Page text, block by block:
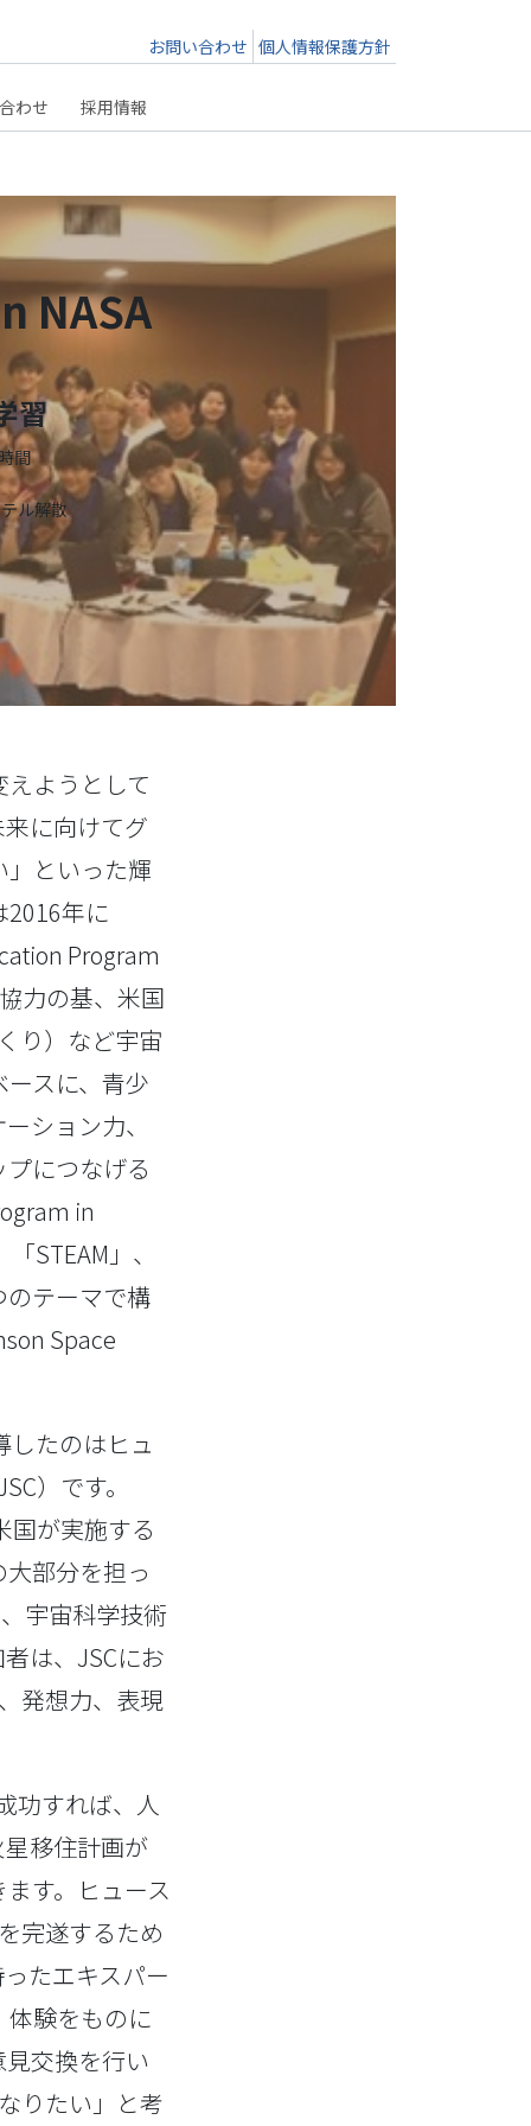
お問い合わせ 個人情報保護方針
わせ 採用情報
NASA
習
間
ル解散
ようとして
に向けてグ
といった輝
年に
Program
力の基、米国
り）など宇宙
スに、青少
ション力、
につなげる
in
STEAM」、
テーマで構
Space
たのはヒュ
）です。
国が実施する
部分を担っ
宇宙科学技術
は、JSCにお
発想力、表現
功すれば、人
移住計画が
す。ヒュース
完遂するため
たエキスパー
験をものに
交換を行い
りたい」と考